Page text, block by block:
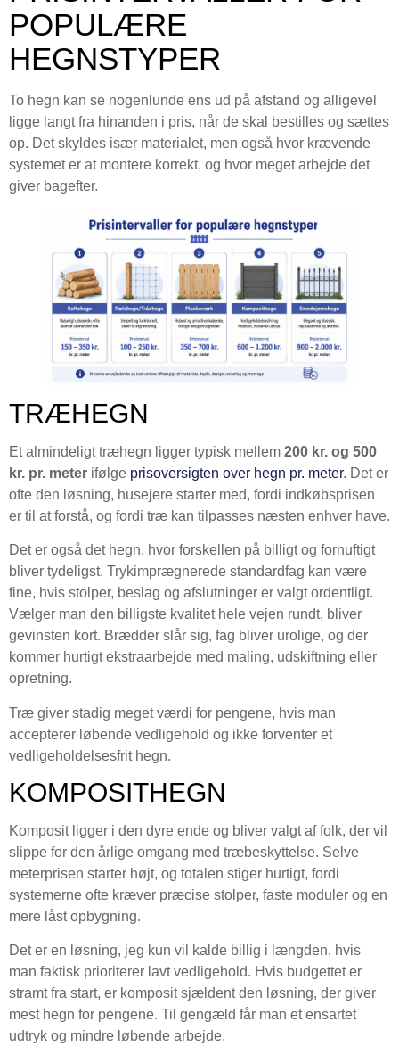
POPULÆRE
HEGNSTYPER
To hegn kan se nogenlunde ens ud på afstand og alligevel
ligge langt fra hinanden i pris, når de skal bestilles og sættes
op. Det skyldes især materialet, men også hvor krævende
systemet er at montere korrekt, og hvor meget arbejde det
giver bagefter.
TRÆHEGN
Et almindeligt træhegn ligger typisk mellem 200 kr. og 500
kr. pr. meter ifølge prisoversigten over hegn pr. meter. Det er
ofte den løsning, husejere starter med, fordi indkøbsprisen
er til at forstå, og fordi træ kan tilpasses næsten enhver have.
Det er også det hegn, hvor forskellen på billigt og fornuftigt
bliver tydeligst. Trykimprægnerede standardfag kan være
fine, hvis stolper, beslag og afslutninger er valgt ordentligt.
Vælger man den billigste kvalitet hele vejen rundt, bliver
gevinsten kort. Brædder slår sig, fag bliver urolige, og der
kommer hurtigt ekstraarbejde med maling, udskiftning eller
opretning.
Træ giver stadig meget værdi for pengene, hvis man
accepterer løbende vedligehold og ikke forventer et
vedligeholdelsesfrit hegn.
KOMPOSITHEGN
Komposit ligger i den dyre ende og bliver valgt af folk, der vil
slippe for den årlige omgang med træbeskyttelse. Selve
meterprisen starter højt, og totalen stiger hurtigt, fordi
systemerne ofte kræver præcise stolper, faste moduler og en
mere låst opbygning.
Det er en løsning, jeg kun vil kalde billig i længden, hvis
man faktisk prioriterer lavt vedligehold. Hvis budgettet er
stramt fra start, er komposit sjældent den løsning, der giver
mest hegn for pengene. Til gengæld får man et ensartet
udtryk og mindre løbende arbejde.